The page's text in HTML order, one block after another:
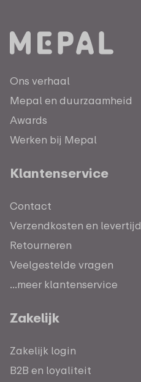
Ons verhaal
Mepal en duurzaamheid
Awards
Werken bij Mepal
Klantenservice
Contact
Verzendkosten en levertijd
Retourneren
Veelgestelde vragen
...meer klantenservice
Zakelijk
Zakelijk login
B2B en loyaliteit